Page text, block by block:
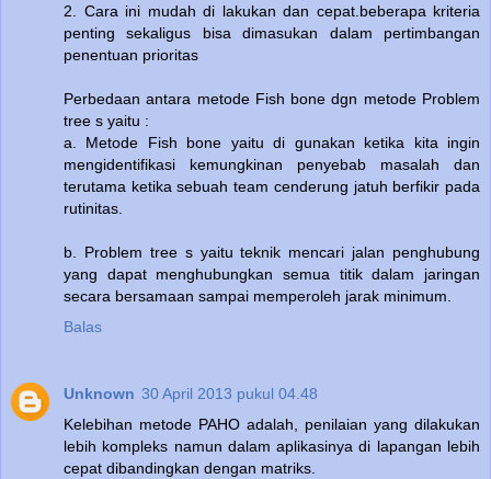
2. Cara ini mudah di lakukan dan cepat.beberapa kriteria
penting sekaligus bisa dimasukan dalam pertimbangan
penentuan prioritas
Perbedaan antara metode Fish bone dgn metode Problem
tree s yaitu :
a. Metode Fish bone yaitu di gunakan ketika kita ingin
mengidentifikasi kemungkinan penyebab masalah dan
terutama ketika sebuah team cenderung jatuh berfikir pada
rutinitas.
b. Problem tree s yaitu teknik mencari jalan penghubung
yang dapat menghubungkan semua titik dalam jaringan
secara bersamaan sampai memperoleh jarak minimum.
Balas
Unknown 30 April 2013 pukul 04.48
Kelebihan metode PAHO adalah, penilaian yang dilakukan
lebih kompleks namun dalam aplikasinya di lapangan lebih
cepat dibandingkan dengan matriks.